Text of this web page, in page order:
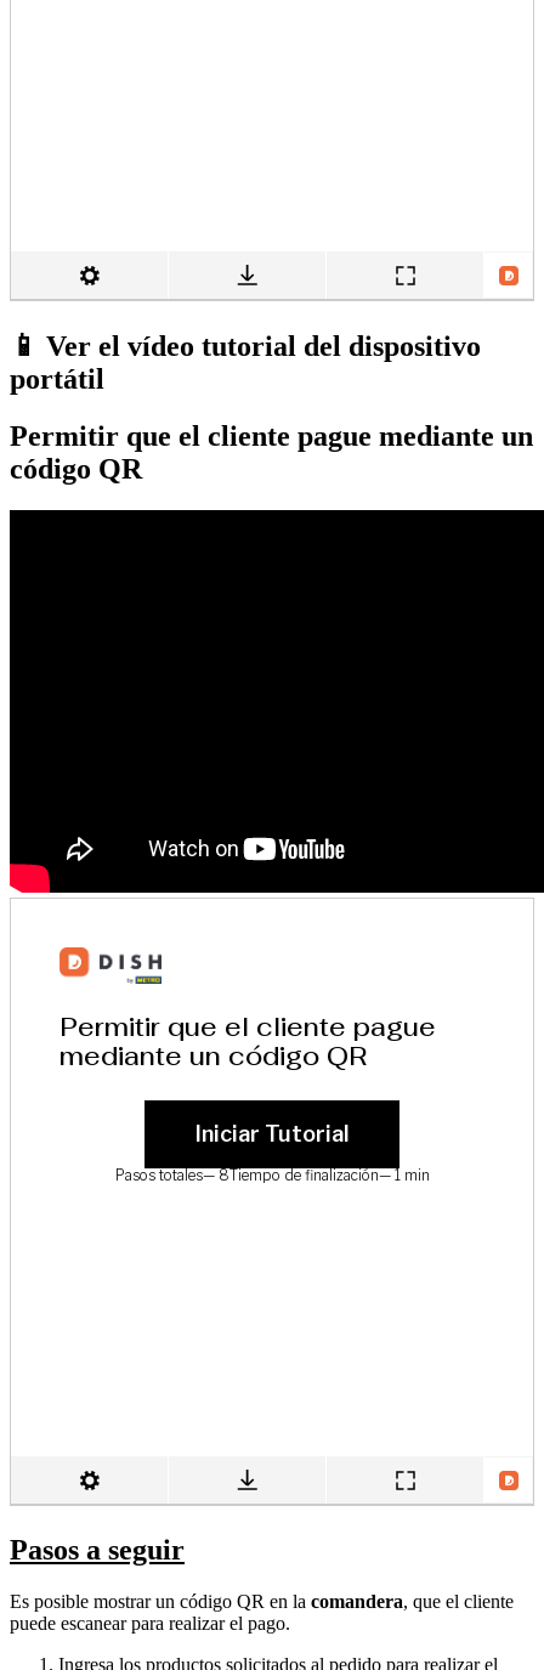
📱 Ver el vídeo tutorial del dispositivo
portátil
Permitir que el cliente pague mediante un
código QR
Pasos a seguir
Es posible mostrar un código QR en la comandera, que el cliente
puede escanear para realizar el pago.
Ingresa los productos solicitados al pedido para realizar el